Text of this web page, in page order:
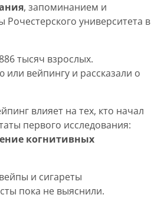
, запоминанием и
университета в
тысяч взрослых.
вейпингу и рассказали о
влияет на тех, кто начал
первого исследования:
когнитивных
и сигареты
пока не выяснили.